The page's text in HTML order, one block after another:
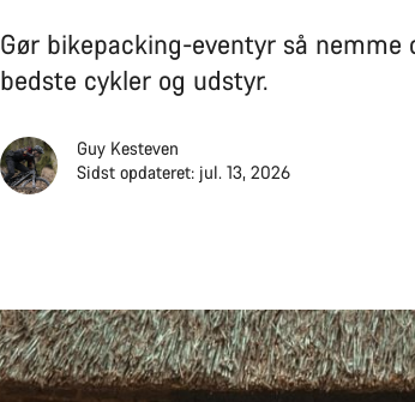
Gør bikepacking-eventyr så
bedste cykler og udstyr.
Guy Kesteven
Sidst opdateret: jul. 13, 2026